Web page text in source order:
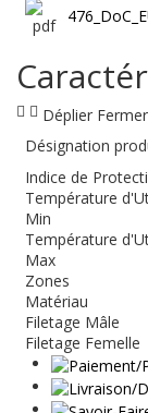
Déplier Fermer
Désignation
Indice de
Température
Min
Température
Max
Zones
Matériau
Filetage Mâle
Filetage Femelle